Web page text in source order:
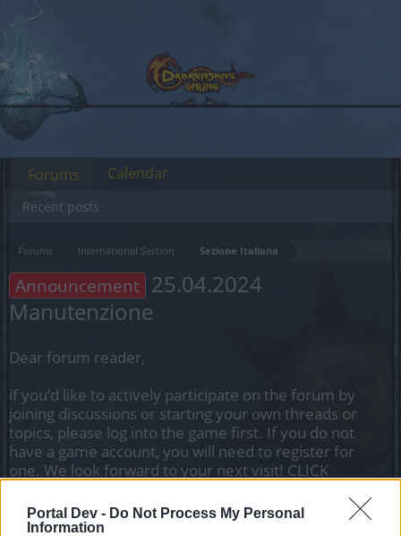
Portal Dev - Do Not Process My Personal
Information
Forums International Section Sezione Italiana
Announcement 25.04.2024
Manutenzione
Dear forum reader,
if you’d like to actively participate on the forum by
joining discussions or starting your own threads or
topics, please log into the game first. If you do not
have a game account, you will need to register for
one. We look forward to your next visit! CLICK
Thread Status: Not open for further replies.
Forums
Recent posts
Calendar